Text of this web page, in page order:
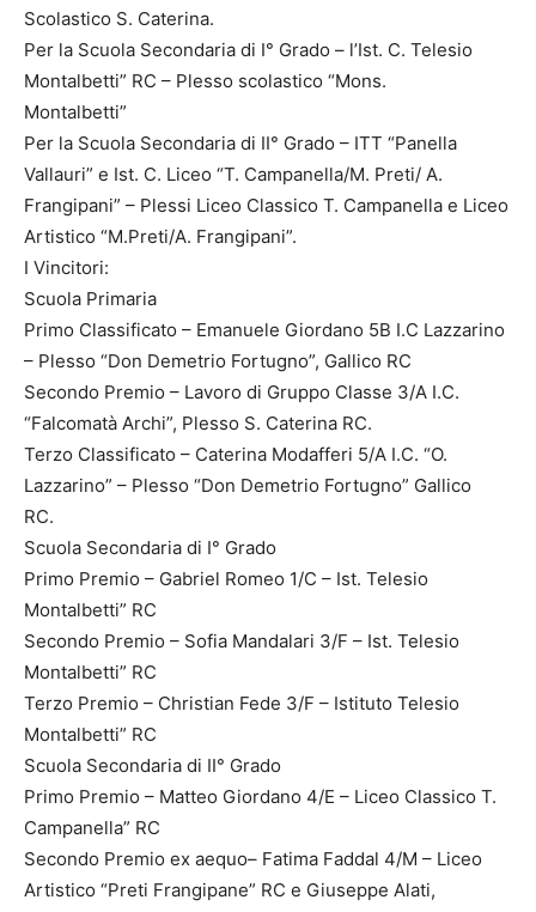
Scolastico S. Caterina.
Per la Scuola Secondaria di I° Grado – l’Ist. C. Telesio
Montalbetti” RC – Plesso scolastico “Mons.
Montalbetti”
Per la Scuola Secondaria di II° Grado – ITT “Panella
Vallauri” e Ist. C. Liceo “T. Campanella/M. Preti/ A.
Frangipani” – Plessi Liceo Classico T. Campanella e Liceo
Artistico “M.Preti/A. Frangipani”.
I Vincitori:
Scuola Primaria
Primo Classificato – Emanuele Giordano 5B I.C Lazzarino
– Plesso “Don Demetrio Fortugno”, Gallico RC
Secondo Premio – Lavoro di Gruppo Classe 3/A I.C.
“Falcomatà Archi”, Plesso S. Caterina RC.
Terzo Classificato – Caterina Modafferi 5/A I.C. “O.
Lazzarino” – Plesso “Don Demetrio Fortugno” Gallico
RC.
Scuola Secondaria di I° Grado
Primo Premio – Gabriel Romeo 1/C – Ist. Telesio
Montalbetti” RC
Secondo Premio – Sofia Mandalari 3/F – Ist. Telesio
Montalbetti” RC
Terzo Premio – Christian Fede 3/F – Istituto Telesio
Montalbetti” RC
Scuola Secondaria di II° Grado
Primo Premio – Matteo Giordano 4/E – Liceo Classico T.
Campanella” RC
Secondo Premio ex aequo– Fatima Faddal 4/M – Liceo
Artistico “Preti Frangipane” RC e Giuseppe Alati,